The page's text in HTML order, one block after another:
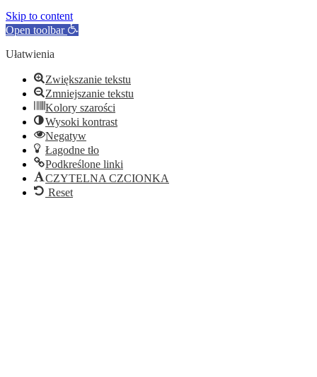
Skip to content
Open toolbar
Ułatwienia
Zwiększanie tekstu
Zmniejszanie tekstu
Kolory szarości
Wysoki kontrast
Negatyw
Łagodne tło
Podkreślone linki
CZYTELNA CZCIONKA
Reset